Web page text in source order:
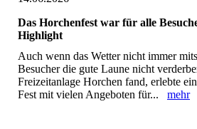
Das Horchenfest war für alle
Highlight
Auch wenn das Wetter nicht immer
Besucher die gute Laune nicht
Freizeitanlage Horchen fand, erlebte
Fest mit vielen Angeboten für... mehr